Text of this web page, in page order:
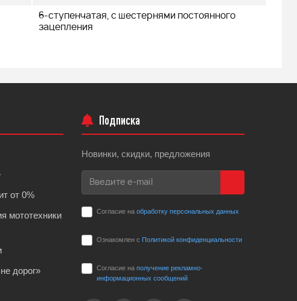
6-ступенчатая, с шестернями постоянного
зацепления
от 0%
мототехники
дорог»
Подписка
Новинки, скидки, предложения
Согласие на обработку персональных данных
Ознакомлен с Политикой конфиденциальности
Согласие на получение рекламно-
информационных сообщений